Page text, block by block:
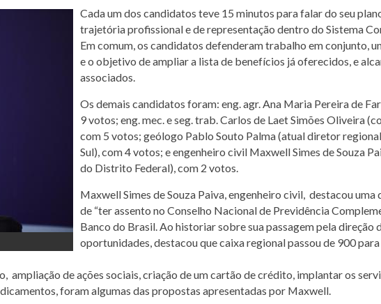
Cada um dos candidatos teve 15 minutos para falar do seu
trajetória profissional e de representação dentro do Sistema
Em comum, os candidatos defenderam trabalho em conjunto,
e o objetivo de ampliar a lista de benefícios já oferecidos, e
associados.
Os demais candidatos foram: eng. agr. Ana Maria Pereira de
9 votos; eng. mec. e seg. trab. Carlos de Laet Simões Oliveira
com 5 votos; geólogo Pablo Souto Palma (atual diretor
Sul), com 4 votos; e engenheiro civil Maxwell Simes de Souza
do Distrito Federal), com 2 votos.
Maxwell Simes de Souza Paiva, engenheiro civil, destacou uma
de “ter assento no Conselho Nacional de Previdência
Banco do Brasil. Ao historiar sobre sua passagem pela direção
oportunidades, destacou que caixa regional passou de 900
ampliação de ações sociais, criação de um cartão de crédito, implantar os
foram algumas das propostas apresentadas por Maxwell.